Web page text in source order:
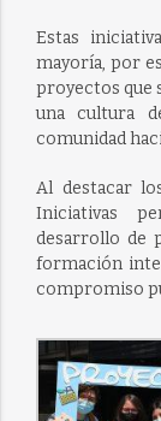
Estas
mayoría, por
proyectos que
una cultura
comunidad
Al destacar
Iniciativas
desarrollo de
formación
compromiso